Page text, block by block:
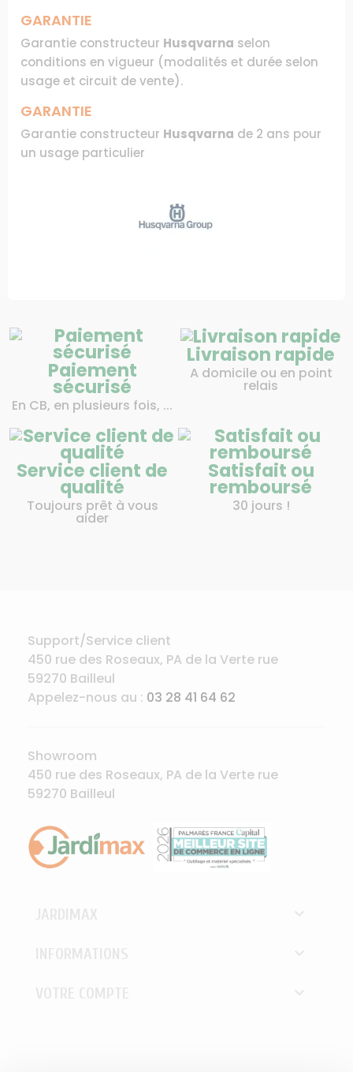
GARANTIE
Garantie constructeur Husqvarna selon
conditions en vigueur (modalités et durée selon
usage et circuit de vente).
GARANTIE
Garantie constructeur Husqvarna de 2 ans pour
un usage particulier
Paiement
sécurisé
En CB, en plusieurs fois, ...
Livraison rapide
A domicile ou en point
relais
Service client de
qualité
Toujours prêt à vous
aider
Satisfait ou
remboursé
30 jours !
Support/Service client
450 rue des Roseaux, PA de la Verte rue
59270 Bailleul
Appelez-nous au : 03 28 41 64 62
Showroom
450 rue des Roseaux, PA de la Verte rue
59270 Bailleul


